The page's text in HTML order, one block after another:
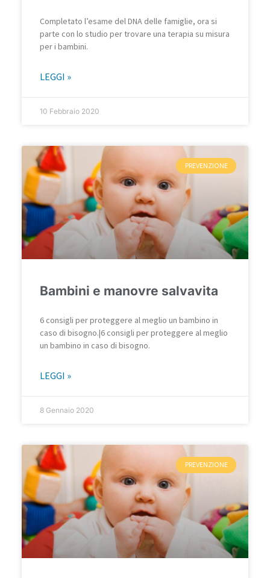
Completato l’esame del DNA delle famiglie, ora si
parte con lo studio per trovare una terapia su misura
per i bambini.
LEGGI »
10 Febbraio 2020
PREVENZIONE
Bambini e manovre salvavita
6 consigli per proteggere al meglio un bambino in
caso di bisogno.|6 consigli per proteggere al meglio
un bambino in caso di bisogno.
LEGGI »
8 Gennaio 2020
PREVENZIONE